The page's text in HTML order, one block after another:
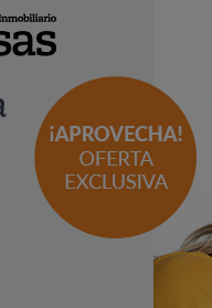
la
cuota 0.
liquidación del
calcularle el
con
de la nulidad
del 10 de
inmuebles urbanos